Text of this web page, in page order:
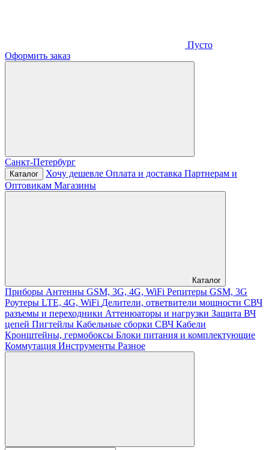
Пусто
Оформить заказ
Санкт-Петербург
Каталог Хочу дешевле Оплата и доставка Партнерам и
Оптовикам Магазины
Каталог
Приборы Антенны GSM, 3G, 4G, WiFi Репитеры GSM, 3G
Роутеры LTE, 4G, WiFi Делители, ответвители мощности СВЧ
разъемы и переходники Аттенюаторы и нагрузки Защита ВЧ
цепей Пигтейлы Кабельные сборки СВЧ Кабели
Кронштейны, гермобоксы Блоки питания и комплектующие
Коммутация Инструменты Разное